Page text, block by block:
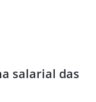
salarial das